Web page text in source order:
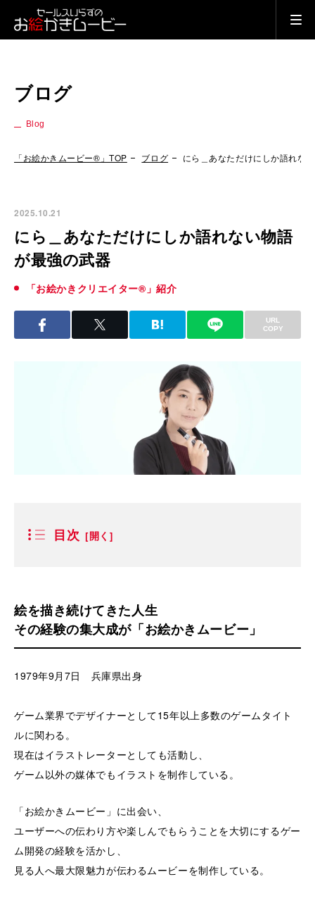
ブログ
Blog
「お絵かきムービー®」TOP ブログ にら＿あなただけにしか語れな
2025.10.21
にら＿あなただけにしか語れない物語
が最強の武器
「お絵かきクリエイター®」紹介
URL
COPY
目次
絵を描き続けてきた人生
その経験の集大成が「お絵かきムービー」
1979年9月7日 兵庫県出身
ゲーム業界でデザイナーとして15年以上多数のゲームタイト
ルに関わる。
現在はイラストレーターとしても活動し、
ゲーム以外の媒体でもイラストを制作している。
「お絵かきムービー」に出会い、
ユーザーへの伝わり方や楽しんでもらうことを大切にするゲー
ム開発の経験を活かし、
見る人へ最大限魅力が伝わるムービーを制作している。